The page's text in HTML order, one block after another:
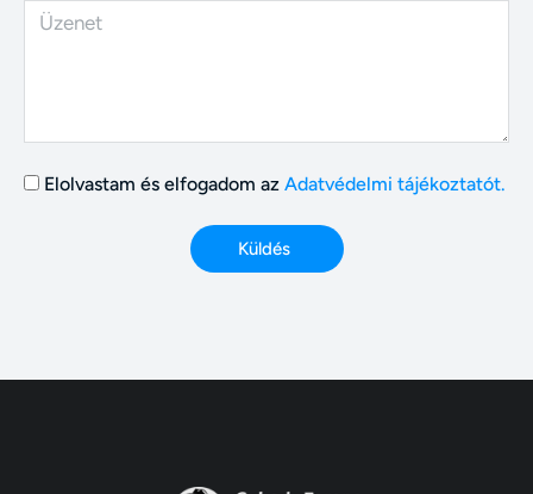
Elolvastam és elfogadom az Adatvédelmi tájékoztatót.
Küldés